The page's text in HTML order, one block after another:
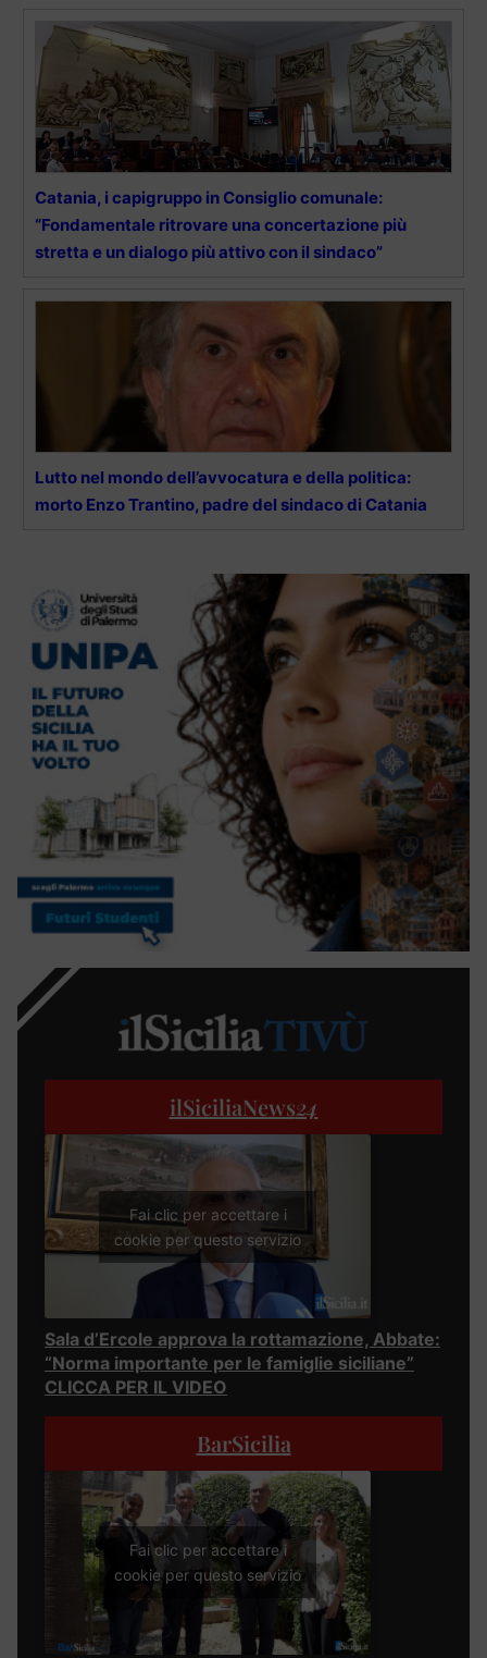
Catania, i capigruppo in Consiglio comunale:
“Fondamentale ritrovare una concertazione più
stretta e un dialogo più attivo con il sindaco”
Lutto nel mondo dell’avvocatura e della politica:
morto Enzo Trantino, padre del sindaco di Catania
ilSiciliaNews24
Fai clic per accettare i
cookie per questo servizio
Sala d’Ercole approva la rottamazione, Abbate:
“Norma importante per le famiglie siciliane”
CLICCA PER IL VIDEO
BarSicilia
Fai clic per accettare i
cookie per questo servizio